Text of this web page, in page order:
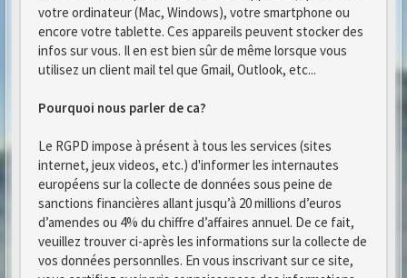
votre ordinateur (Mac, Windows), votre smartphone ou
encore votre tablette. Ces appareils peuvent stocker des
infos sur vous. Il en est bien sûr de même lorsque vous
utilisez un client mail tel que Gmail, Outlook, etc...
Pourquoi nous parler de ca?
Le RGPD impose à présent à tous les services (sites
internet, jeux videos, etc.) d'informer les internautes
européens sur la collecte de données sous peine de
sanctions financières allant jusqu’à 20 millions d’euros
d’amendes ou 4% du chiffre d’affaires annuel. De ce fait,
veuillez trouver ci-après les informations sur la collecte de
vos données personnlles. En vous inscrivant sur ce site,